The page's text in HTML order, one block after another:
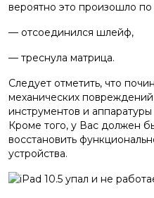
вероятно это произошло
— отсоединился шлейф,
— треснула матрица.
Следует отметить, что
механических
инструментов и
Кроме того, у Вас должен
восстановить
устройства.